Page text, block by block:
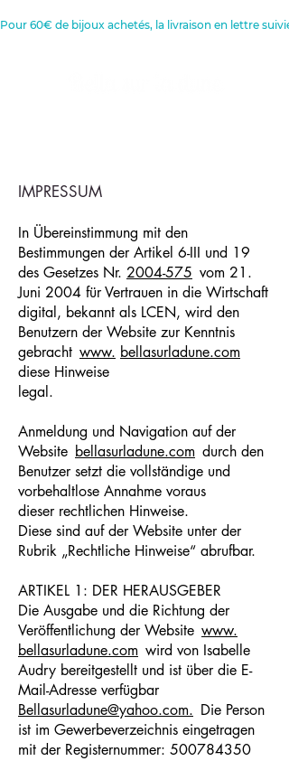
Pour 60€ de bijoux achetés, la livraison en lettre
IMPRESSUM
In Übereinstimmung mit den
Bestimmungen der Artikel 6-III und 19
des Gesetzes Nr. 2004-575 vom 21.
Juni 2004 für Vertrauen in die Wirtschaft
digital, bekannt als LCEN, wird den
Benutzern der Website zur Kenntnis
gebracht www. bellasurladune.com
diese Hinweise
legal.
Anmeldung und Navigation auf der
Website bellasurladune.com durch den
Benutzer setzt die vollständige und
vorbehaltlose Annahme voraus
dieser rechtlichen Hinweise.
Diese sind auf der Website unter der
Rubrik „Rechtliche Hinweise“ abrufbar.
ARTIKEL 1: DER HERAUSGEBER
Die Ausgabe und die Richtung der
Veröffentlichung der Website www.
bellasurladune.com wird von Isabelle
Audry bereitgestellt und ist über die E-
Mail-Adresse verfügbar
Bellasurladune@yahoo.com. Die Person
ist im Gewerbeverzeichnis eingetragen
mit der Registernummer: 500784350